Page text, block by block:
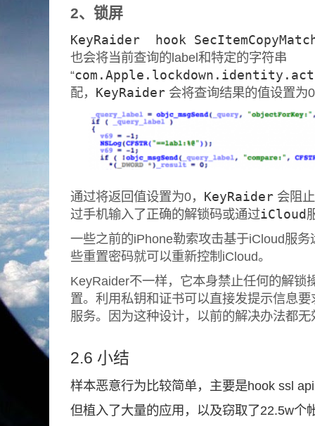
2、锁屏
KeyRaider hook
也会将当前查询的label和特定的字符串
“
配， KeyRaider 会将查询结果的值设置为
通过将返回值设置为0， KeyRaider 会阻
过手机输入了正确的解锁码或通过iCloud
一些之前的iPhone勒索攻击基于iCloud服
些重置密码就可以重新控制iCloud。
KeyRaider不一样，它本身禁止任何的解锁
置。利用私钥和证书可以直接发提示信息
服务。因为这种设计，以前的解决办法都无
2.6 小结
样本恶意行为比较简单，主要是hook ssl
但植入了大量的应用，以及窃取了22.5w个